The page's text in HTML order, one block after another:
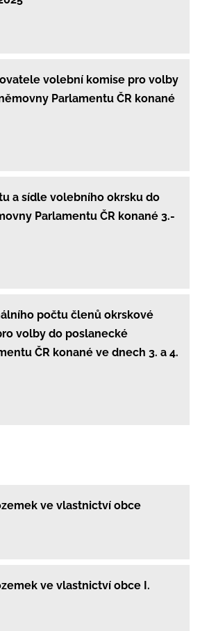
volební komise pro volby
Parlamentu ČR konané
a sídle volebního okrsku do
Parlamentu ČR konané 3.-
počtu členů okrskové
volby do poslanecké
ČR konané ve dnech 3. a 4.
ve vlastnictví obce
ve vlastnictví obce I.